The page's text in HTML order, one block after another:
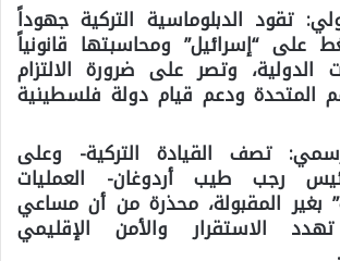
تقود الدبلوماسية التركية جهوداً
على “إسرائيل” ومحاسبتها قانونياً
الدولية، وتصر على ضرورة الالتزام
المتحدة ودعم قيام دولة فلسطينية
تصف القيادة التركية- وعلى
رجب طيب أردوغان- العمليات
بغير المقبولة، محذرة من أن مساعي
تهدد الاستقرار والأمن الإقليمي
.